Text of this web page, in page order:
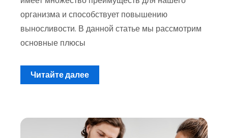
организма и способствует повышению
выносливости. В данной статье мы рассмотрим
основные плюсы
Читайте далее